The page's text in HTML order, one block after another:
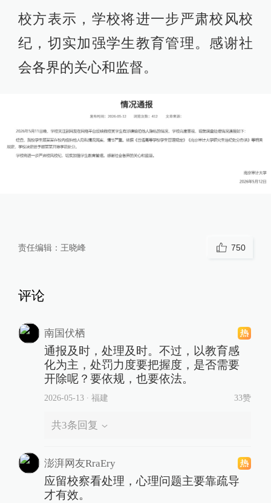
校方表示，学校将进一步严肃校风校
纪，切实加强学生教育管理。感谢社
会各界的关心和监督。
责任编辑： 王晓峰 750
评论
南国伏栖
通报及时，处理及时。不过，以教育感
化为主，处罚力度要把握度，是否需要
开除呢？要依规，也要依法。
2026-05-13∙ 福建 33赞
共3条回复
澎湃网友RraEry
应留校察看处理，心理问题主要靠疏导
才有效。